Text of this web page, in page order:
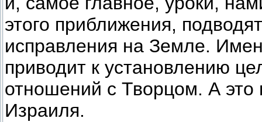
этого приближения,
исправления на Земле.
приводит к установлению
отношений с Творцом. А
Израиля.